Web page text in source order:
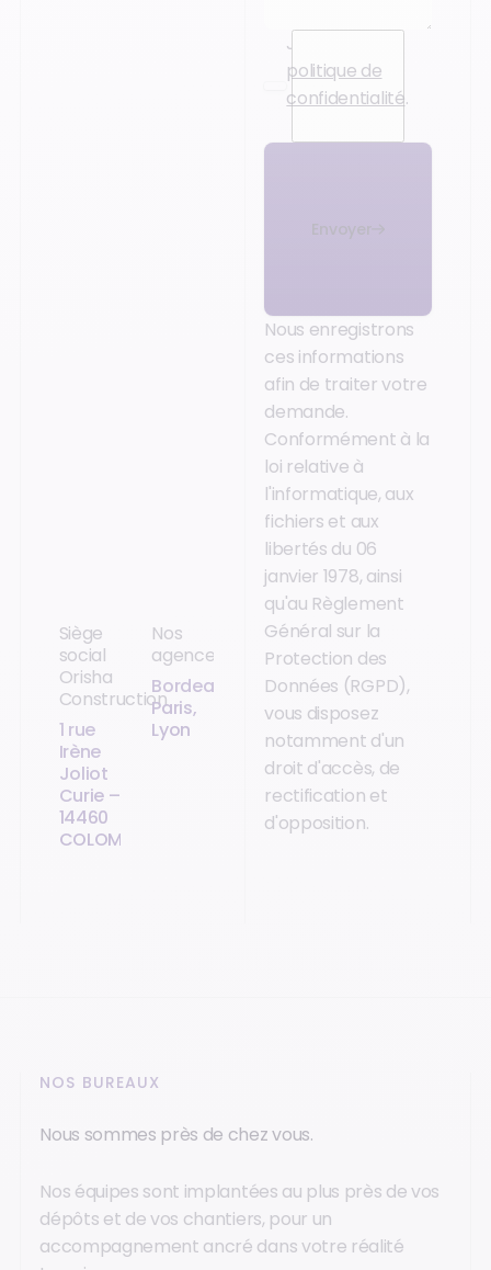
Siège
social
Orisha
Construction
1 rue
Irène
Joliot
Curie –
14460
COLOMBELLES
Nos
agences
Bordeaux,
Paris,
Lyon
J’accepte la
politique de
confidentialité.
Envoyer
Nous enregistrons
ces informations
afin de traiter votre
demande.
Conformément à la
loi relative à
l'informatique, aux
fichiers et aux
libertés du 06
janvier 1978, ainsi
qu'au Règlement
Général sur la
Protection des
Données (RGPD),
vous disposez
notamment d'un
droit d'accès, de
rectification et
d'opposition.
NOS BUREAUX
Nous sommes près de chez vous.
Nos équipes sont implantées au plus près de vos
dépôts et de vos chantiers, pour un
accompagnement ancré dans votre réalité